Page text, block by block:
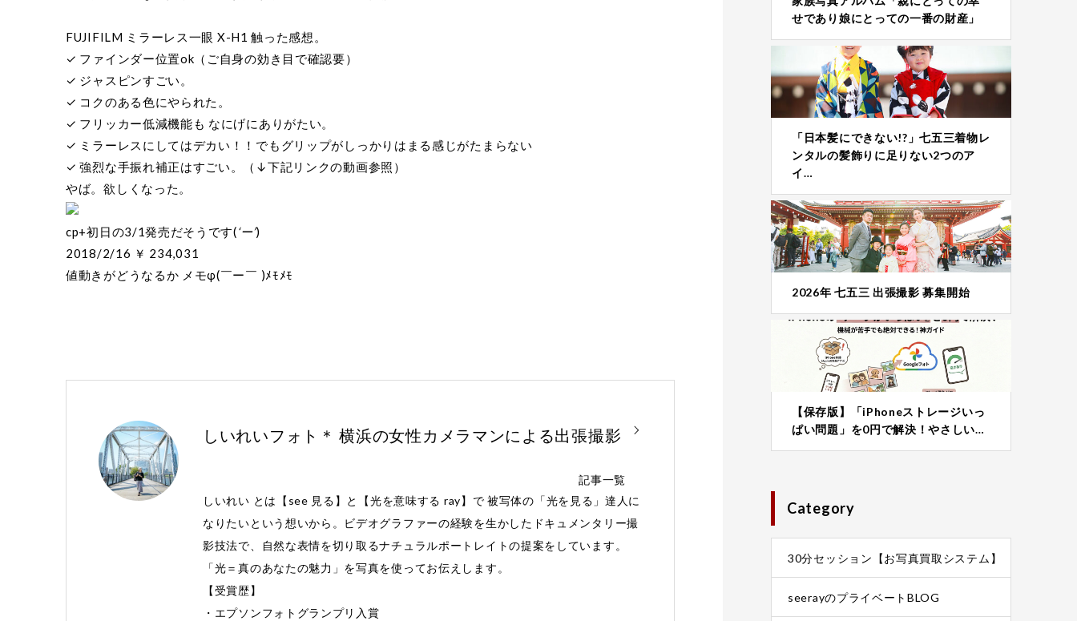
FUJIFILM ミラーレス一眼 X-H1 触った感想。
✓ ファインダー位置ok（ご自身の効き目で確認要）
✓ ジャスピンすごい。
✓ コクのある色にやられた。
✓ フリッカー低減機能も なにげにありがたい。
✓ ミラーレスにしてはデカい！！でもグリップがしっかりはまる感じがたまらない
✓ 強烈な手振れ補正はすごい。（↓下記リンクの動画参照）
やば。欲しくなった。
cp+初日の3/1発売だそうです(‘ー’)
2018/2/16 ￥ 234,031
値動きがどうなるか メモφ(￣ー￣ )ﾒﾓﾒﾓ
しいれいフォト＊ 横浜の女性カメラマンによる出張撮影
記事一覧
しいれい とは【see 見る】と【光を意味する ray】で 被写体の「光を見る」達人に
なりたいという想いから。ビデオグラファーの経験を生かしたドキュメンタリー撮
影技法で、自然な表情を切り取るナチュラルポートレイトの提案をしています。
「光＝真のあなたの魅力」を写真を使ってお伝えします。
【受賞歴】
・エプソンフォトグランプリ入賞
せであり娘にとっての一番の財産」
「日本髪にできない!?」七五三着物レ
ンタルの髪飾りに足りない2つのア
イ…
2026年 七五三 出張撮影 募集開始
【保存版】「iPhoneストレージいっ
ぱい問題」を0円で解決！やさしい…
Category
30分セッション【お写真買取システム】
seerayのプライベートBLOG